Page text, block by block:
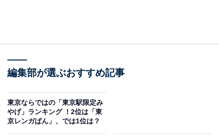
編集部が選ぶおすすめ記事
東京ならではの「東京駅限定み
やげ」ランキング ！2位は「東
京レンガぱん」、では1位は？